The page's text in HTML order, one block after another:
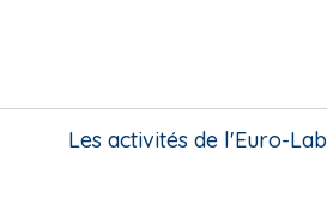
Les activités de l'Euro-Lab